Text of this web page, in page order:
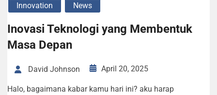
Innovation News
Inovasi Teknologi yang Membentuk
Masa Depan
David Johnson April 20, 2025
Halo, bagaimana kabar kamu hari ini? aku harap